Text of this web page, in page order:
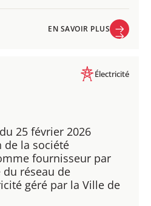
EN SAVOIR PLUS
Électricité
25 février 2026
la société
fournisseur par
réseau de
géré par la Ville de